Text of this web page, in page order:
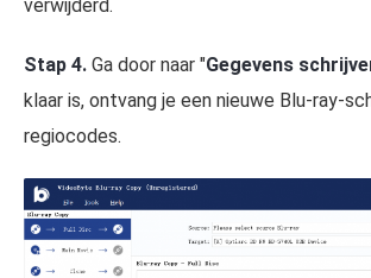
verwijderd.
Stap 4. Ga door naar "Gegevens
klaar is, ontvang je een nieuwe Blu-ray-
regiocodes.